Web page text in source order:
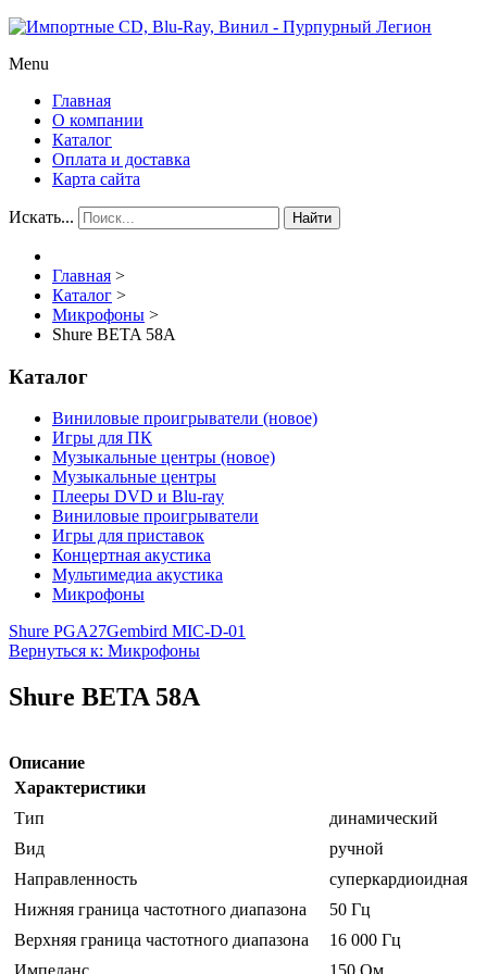
Menu
Главная
О компании
Каталог
Оплата и доставка
Карта сайта
Искать... Найти
Главная >
Каталог >
Микрофоны >
Shure BETA 58A
Каталог
Виниловые проигрыватели (новое)
Игры для ПК
Музыкальные центры (новое)
Музыкальные центры
Плееры DVD и Blu-ray
Виниловые проигрыватели
Игры для приставок
Концертная акустика
Мультимедиа акустика
Микрофоны
Shure PGA27Gembird MIC-D-01
Вернуться к: Микрофоны
Shure BETA 58A
Описание
Характеристики
Тип
динамический
Вид
ручной
Направленность
суперкардиоидная
Нижняя граница частотного диапазона
50 Гц
Верхняя граница частотного диапазона
16 000 Гц